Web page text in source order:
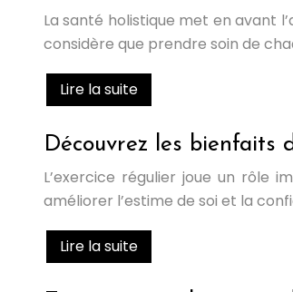
La santé holistique met en avant
considère que prendre soin de
Lire la suite
Découvrez les bienfaits
L’exercice régulier joue un rôle
améliorer l’estime de soi et la
Lire la suite